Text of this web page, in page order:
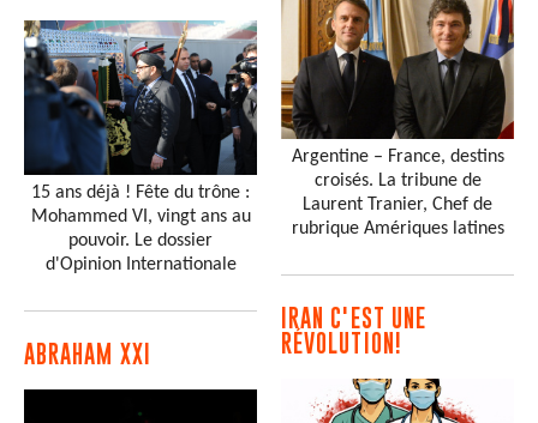
15 ans déjà ! Fête du trône :
Mohammed VI, vingt ans au
pouvoir. Le dossier
d'Opinion Internationale
ABRAHAM XXI
Argentine – France, destins
croisés. La tribune de
Laurent Tranier, Chef de
rubrique Amériques latines
IRAN C'EST UNE
RÉVOLUTION!